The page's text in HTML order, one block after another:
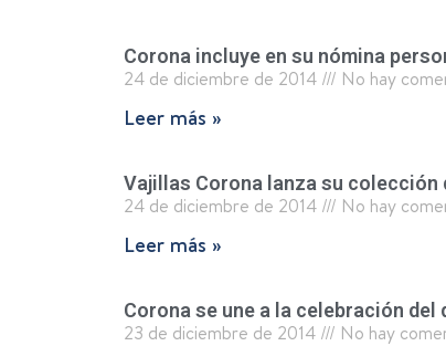
Corona incluye en su nómina
24 de diciembre de 2014 No hay
Leer más »
Vajillas Corona lanza su colección
24 de diciembre de 2014 No hay
Leer más »
Corona se une a la celebración
23 de diciembre de 2014 No hay